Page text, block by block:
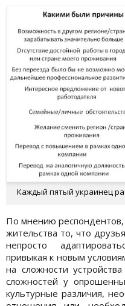
Каждый пятый украинец
По мнению респондентов,
жительства то, что
непросто
привыкая к новым
на сложности
сложностей у
культурные различия,